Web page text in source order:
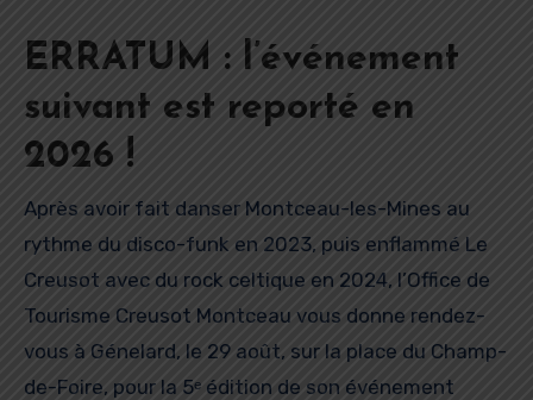
ERRATUM : l’événement
suivant est reporté en
2026 !
Après avoir fait danser Montceau-les-Mines au
rythme du disco-funk en 2023, puis enflammé Le
Creusot avec du rock celtique en 2024, l’Office de
Tourisme Creusot Montceau vous donne rendez-
vous à Génelard, le 29 août, sur la place du Champ-
de-Foire, pour la 5ᵉ édition de son événement